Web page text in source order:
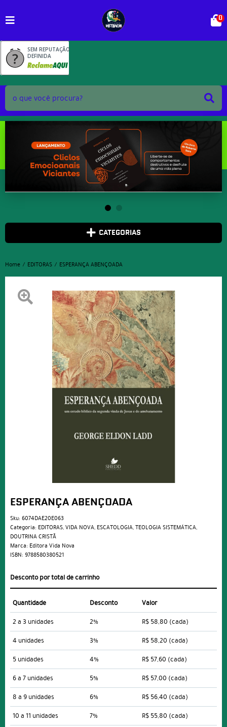
SEM REPUTAÇÃO
DEFINIDA
0
CATEGORIAS
Home EDITORAS ESPERANÇA ABENÇOADA
ESPERANÇA ABENÇOADA
Sku: 6074DAE20E063
Categoria: EDITORAS,VIDA NOVA, ESCATOLOGIA,TEOLOGIA SISTEMÁTICA,
DOUTRINA CRISTÃ
Marca: Editora Vida Nova
ISBN: 9788580380521
Desconto por total de carrinho
Quantidade Desconto
Valor
2 a 3 unidades
2% R$ 58,80 (cada)
4 unidades
3% R$ 58,20 (cada)
5 unidades
4% R$ 57,60 (cada)
6 a 7 unidades
5% R$ 57,00 (cada)
8 a 9 unidades
6% R$ 56,40 (cada)
10 a 11 unidades
7% R$ 55,80 (cada)